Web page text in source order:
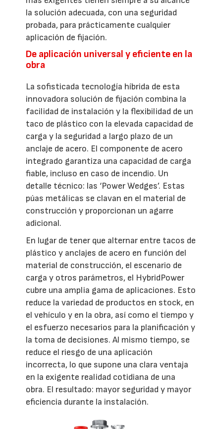
la solución adecuada, con una seguridad
probada, para prácticamente cualquier
aplicación de fijación.
De aplicación universal y eficiente en la
obra
La sofisticada tecnología híbrida de esta
innovadora solución de fijación combina la
facilidad de instalación y la flexibilidad de un
taco de plástico con la elevada capacidad de
carga y la seguridad a largo plazo de un
anclaje de acero. El componente de acero
integrado garantiza una capacidad de carga
fiable, incluso en caso de incendio. Un
detalle técnico: las ‘Power Wedges’. Estas
púas metálicas se clavan en el material de
construcción y proporcionan un agarre
adicional.
En lugar de tener que alternar entre tacos de
plástico y anclajes de acero en función del
material de construcción, el escenario de
carga y otros parámetros, el HybridPower
cubre una amplia gama de aplicaciones. Esto
reduce la variedad de productos en stock, en
el vehículo y en la obra, así como el tiempo y
el esfuerzo necesarios para la planificación y
la toma de decisiones. Al mismo tiempo, se
reduce el riesgo de una aplicación
incorrecta, lo que supone una clara ventaja
en la exigente realidad cotidiana de una
obra. El resultado: mayor seguridad y mayor
eficiencia durante la instalación.